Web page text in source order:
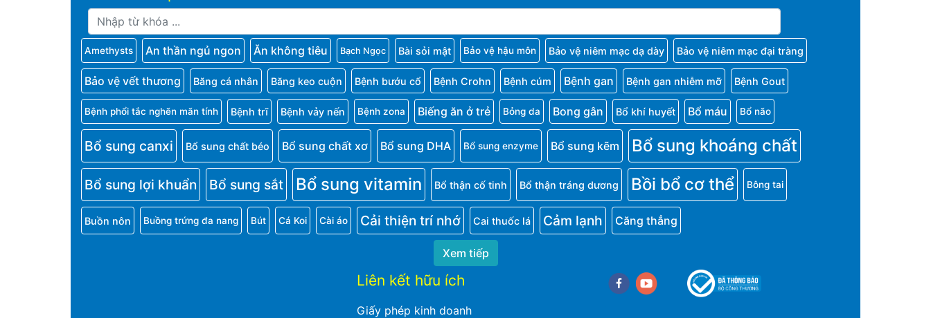
Amethysts An thần ngủ ngon Ăn không tiêu Bạch Ngọc Bài sỏi mật Bảo vệ hậu môn Bảo vệ niêm mạc dạ dày Bảo vệ niêm mạc đại tràng
Bảo vệ vết thương Băng cá nhân Băng keo cuộn Bệnh bướu cổ Bệnh Crohn Bệnh cúm Bệnh gan Bệnh gan nhiễm mỡ Bệnh Gout
Bệnh phổi tắc nghẽn mãn tính Bệnh trĩ Bệnh vảy nến Bệnh zona Biếng ăn ở trẻ Bỏng da Bong gân Bổ khí huyết Bổ máu Bổ não
Bổ sung canxi Bổ sung chất béo Bổ sung chất xơ Bổ sung DHA Bổ sung enzyme Bổ sung kẽm Bổ sung khoáng chất
Bổ sung lợi khuẩn Bổ sung sắt Bổ sung vitamin Bổ thận cố tinh Bổ thận tráng dương Bồi bổ cơ thể Bông tai
Buồn nôn Buồng trứng đa nang Bút Cá Koi Cài áo Cải thiện trí nhớ Cai thuốc lá Cảm lạnh Căng thẳng
Xem tiếp
Liên kết hữu ích
Giấy phép kinh doanh
Facebookyoutube